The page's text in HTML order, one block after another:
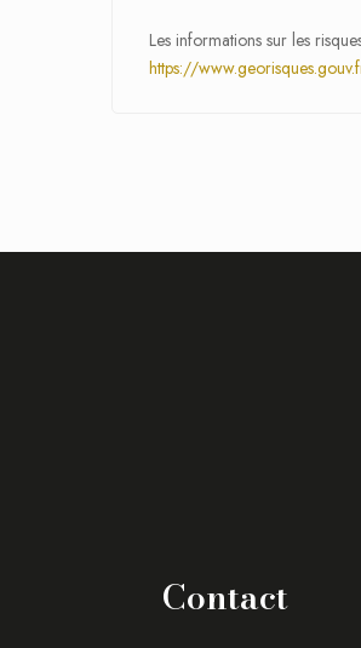
Les informations sur les
https://
Contact